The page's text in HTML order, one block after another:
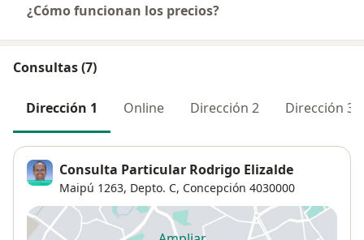
¿Cómo funcionan los precios?
Consultas (7)
Dirección 1 Online Dirección 2 Dirección 3
Consulta Particular Rodrigo Elizalde
Maipú 1263, Depto. C, Concepción 4030000